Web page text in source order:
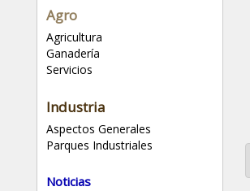
Agro
Agricultura
Ganadería
Servicios
Industria
Aspectos Generales
Parques Industriales
Noticias